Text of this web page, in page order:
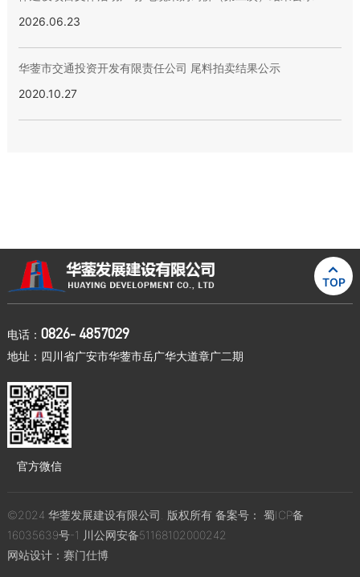
2026.06.23
华蓥市交通投资开发有限责任公司 尾料拍卖结果公示
2020.10.27

TOP
电话： 0826- 4857029
地址：四川省广安市华蓥市岳广华大道章广二期
官方微信
©2024 华蓥发展建设有限公司. 版权所有 备案号： 蜀ICP备
16035639号-1 川公网安备51168102000242
网站设计： 赛门仕博